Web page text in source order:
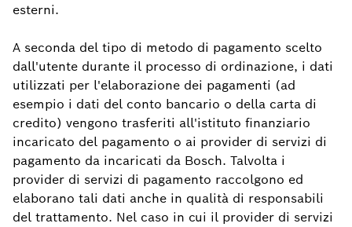
esterni.
A seconda del tipo di metodo di pagamento scelto
dall'utente durante il processo di ordinazione, i dati
utilizzati per l'elaborazione dei pagamenti (ad
esempio i dati del conto bancario o della carta di
credito) vengono trasferiti all'istituto finanziario
incaricato del pagamento o ai provider di servizi di
pagamento da incaricati da Bosch. Talvolta i
provider di servizi di pagamento raccolgono ed
elaborano tali dati anche in qualità di responsabili
del trattamento. Nel caso in cui il provider di servizi